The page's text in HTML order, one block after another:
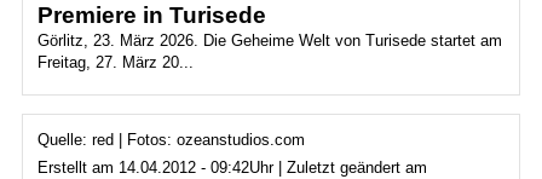
Premiere in Turisede
Görlitz, 23. März 2026. Die Geheime Welt von Turisede startet am
Freitag, 27. März 20...
Quelle: red | Fotos: ozeanstudios.com
Erstellt am 14.04.2012 - 09:42Uhr | Zuletzt geändert am